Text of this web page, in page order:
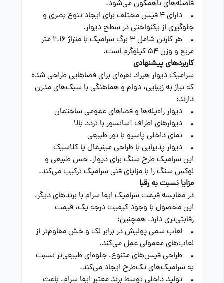
فاصله‌های ناهمگون می‌شود.
• دارای ۴ فیس مختلف برای ایجاد تنوع بصری و
جلوگیری از یکنواختی در سطح دیوار.
• هر کارتن شامل ۳ برگ سرامیک با متراژ ۲.۱۶ متر
مربع و وزن ۵۴ کیلوگرم است.
کاربردهای پیشنهادی
سرامیک دیوار هیراد نقره‌ای برای فضاهایی طراحی شده
که نیاز به زیبایی، دوام و هماهنگی با سبک‌های مدرن
دارند:
• دیوار راه‌پله‌ها و فضاهای عمومی ساختمان
• دیوارهای اطراف آسانسور با تردد بالا
• نمای داخلی پاسیو با نور طبیعی
• دیوار پذیرایی با طراحی مینیمال یا کلاسیک
این سرامیک طرح سنگ برای دیوار، حس طبیعی و
لوکس سنگ را با مزایای فنی سرامیک ترکیب می‌کند.
مزایا نسبت به رقبا
در مقایسه قیمت سرامیک ایفا سرام با برندهای دیگر،
این محصول با وجود کیفیت درجه یک، قیمت
رقابتی‌تری دارد. همچنین:
• لعاب سمی پولیش در برابر لک و خش مقاوم‌تر از
لعاب‌های معمولی عمل می‌کند.
• طراحی فیس‌های متنوع، جلوه‌ای طبیعی‌تر نسبت
به سرامیک‌های تک‌طرح ایجاد می‌کند.
• تولید داخلی توسط برند معتبر ایفا سرام، باعث